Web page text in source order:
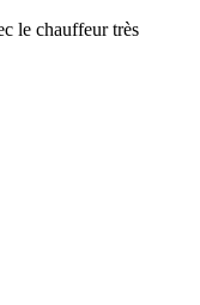
le chauffeur très